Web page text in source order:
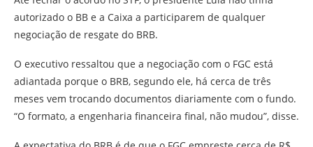
autorizado o BB e a Caixa a participarem de qualquer
negociação de resgate do BRB.
O executivo ressaltou que a negociação com o FGC está
adiantada porque o BRB, segundo ele, há cerca de três
meses vem trocando documentos diariamente com o fundo.
“O formato, a engenharia financeira final, não mudou”, disse.